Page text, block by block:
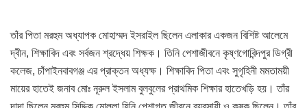
তাঁর পিতা মরহুম অধ্যাপক মোহাম্মদ ইসরাইল ছিলেন এলাকার একজন বিশিষ্ট আলেমে
দ্বীন, শিক্ষাবিদ এবং সর্বজন শ্রদ্ধেয় শিক্ষক। তিনি পেশাজীবনে কৃষ্ণগোবিন্দপুর ডিগ্রী
কলেজ, চাঁপাইনবাবগঞ্জ এর প্রাক্তন অধ্যক্ষ। শিক্ষাবিদ পিতা এবং সুগৃহিনী মমতাময়ী
মায়ের হাতেই জনাব মোঃ নূরুল ইসলাম বুলবুলের প্রাথমিক শিক্ষার হাতেখড়ি হয়। তাঁর